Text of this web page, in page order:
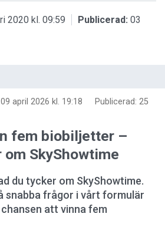
2020 kl. 09:59 Publicerad: 03
april 2026 kl. 19:18 Publicerad: 25
fem biobiljetter –
SkyShowtime
du tycker om SkyShowtime.
snabba frågor i vårt formulär
att vinna fem